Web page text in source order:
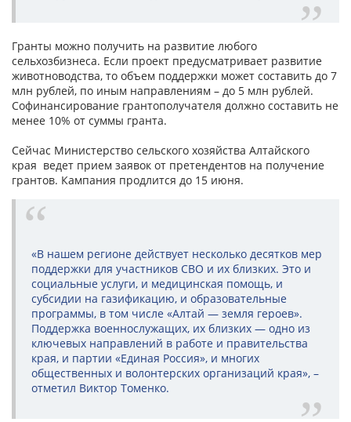
Гранты можно получить на развитие любого
сельхозбизнеса. Если проект предусматривает развитие
животноводства, то объем поддержки может составить до 7
млн рублей, по иным направлениям – до 5 млн рублей.
Софинансирование грантополучателя должно составить не
менее 10% от суммы гранта.
Сейчас Министерство сельского хозяйства Алтайского
края ведет прием заявок от претендентов на получение
грантов. Кампания продлится до 15 июня.
«В нашем регионе действует несколько десятков мер
поддержки для участников СВО и их близких. Это и
социальные услуги, и медицинская помощь, и
субсидии на газификацию, и образовательные
программы, в том числе «Алтай — земля героев».
Поддержка военнослужащих, их близких — одно из
ключевых направлений в работе и правительства
края, и партии «Единая Россия», и многих
общественных и волонтерских организаций края», –
отметил Виктор Томенко.